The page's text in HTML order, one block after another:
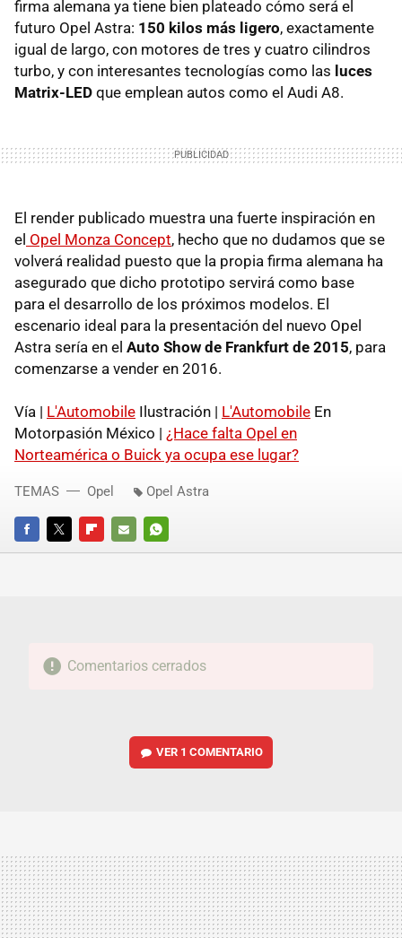
firma alemana ya tiene bien plateado cómo será el
futuro Opel Astra: 150 kilos más ligero, exactamente
igual de largo, con motores de tres y cuatro cilindros
turbo, y con interesantes tecnologías como las luces
Matrix-LED que emplean autos como el Audi A8.
El render publicado muestra una fuerte inspiración en
el Opel Monza Concept, hecho que no dudamos que se
volverá realidad puesto que la propia firma alemana ha
asegurado que dicho prototipo servirá como base
para el desarrollo de los próximos modelos. El
escenario ideal para la presentación del nuevo Opel
Astra sería en el Auto Show de Frankfurt de 2015, para
comenzarse a vender en 2016.
Vía | L'Automobile Ilustración | L'Automobile En
Motorpasión México | ¿Hace falta Opel en
Norteamérica o Buick ya ocupa ese lugar?
FACEBOOKTWITTERFLIPBOARD
E-
WHATSAPP
TEMAS Opel Opel Astra
Comentarios cerrados
VER 1 COMENTARIO